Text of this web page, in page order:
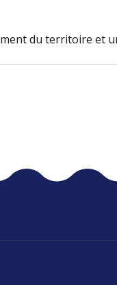
du territoire et